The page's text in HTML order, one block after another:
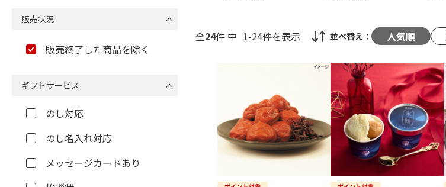
全24件 中 1-24件を表示 並べ替え： 人気順
販売状況
販売終了した商品を除く
ギフトサービス
のし対応
のし名入れ対応
メッセージカードあり